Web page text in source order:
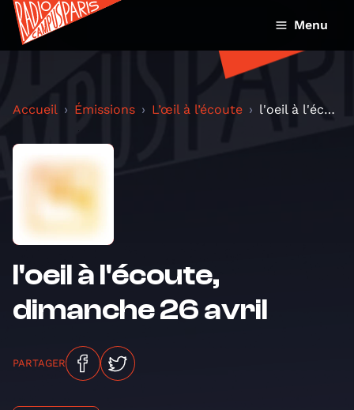
Menu
Accueil Émissions L’œil à l’écoute l'oeil à l'écoute, dimanche 26 avril
l'oeil à l'écoute,
dimanche 26 avril
PARTAGER